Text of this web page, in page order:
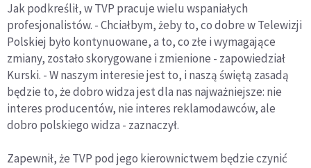
Jak podkreślił, w TVP pracuje wielu wspaniałych
profesjonalistów. - Chciałbym, żeby to, co dobre w Telewizji
Polskiej było kontynuowane, a to, co złe i wymagające
zmiany, zostało skorygowane i zmienione - zapowiedział
Kurski. - W naszym interesie jest to, i naszą świętą zasadą
będzie to, że dobro widza jest dla nas najważniejsze: nie
interes producentów, nie interes reklamodawców, ale
dobro polskiego widza - zaznaczył.
Zapewnił, że TVP pod jego kierownictwem będzie czynić